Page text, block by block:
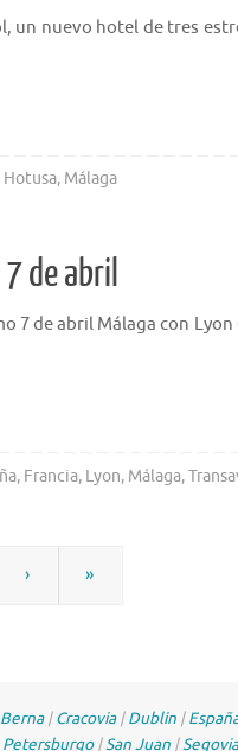
un nuevo hotel de tres
Hotusa, Málaga
de abril
7 de abril Málaga con
, Francia, Lyon, Málaga,
› »
Berna|Cracovia|Dublin |
Petersburgo|San Juan|Segovia